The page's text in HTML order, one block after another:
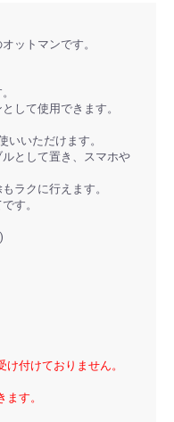
ットマンです。
して使用できます。
いいただけます。
として置き、スマホや
ラクに行えます。
す。
付けておりません。
す。